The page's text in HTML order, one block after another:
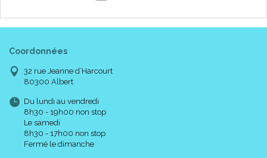
Coordonnées
32 rue Jeanne d’Harcourt
80300 Albert
Du lundi au vendredi
8h30 - 19h00 non stop
Le samedi
8h30 - 17h00 non stop
Fermé le dimanche